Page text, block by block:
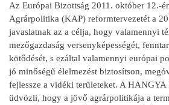
Az Európai Bizottság 2011. október 12.-
Agrárpolitika (KAP) reformtervezetét a
javaslatnak az a célja, hogy valamennyi
mezőgazdaság versenyképességét,
kötődését, s ezáltal valamennyi európai
jó minőségű élelmezést biztosítson,
fejlessze a vidéki területeket. A
üdvözli, hogy a jövő agrárpolitikája a